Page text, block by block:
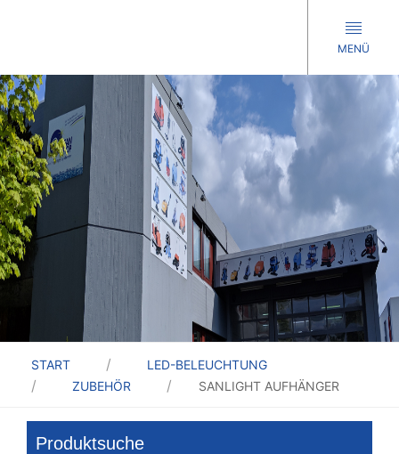
MENÜ
START
LED-BELEUCHTUNG
ZUBEHÖR
SANLIGHT AUFHÄNGER
Produktsuche